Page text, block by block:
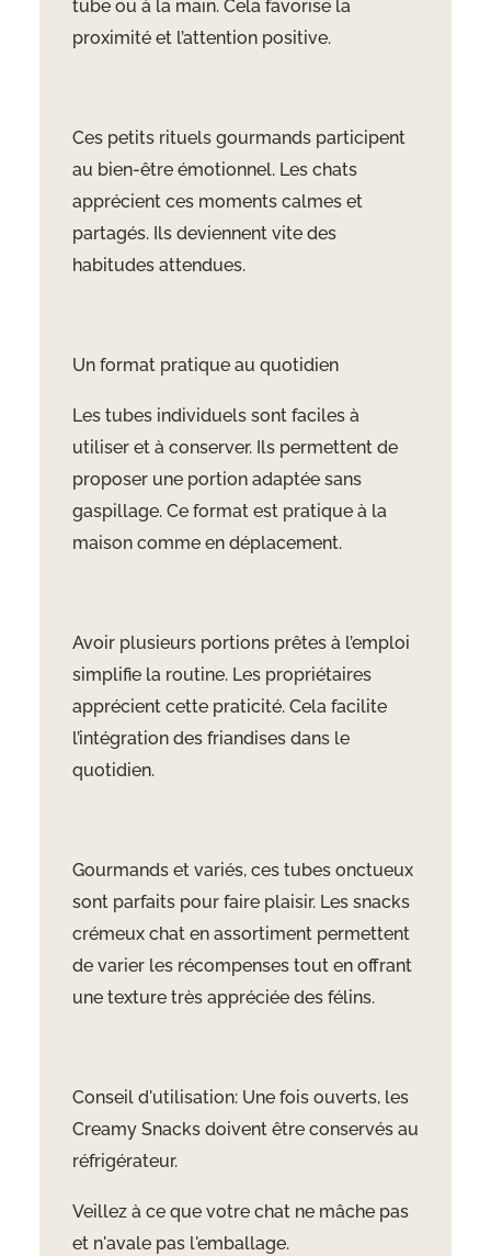
tube ou à la main. Cela favorise la
proximité et l’attention positive.
Ces petits rituels gourmands participent
au bien-être émotionnel. Les chats
apprécient ces moments calmes et
partagés. Ils deviennent vite des
habitudes attendues.
Un format pratique au quotidien
Les tubes individuels sont faciles à
utiliser et à conserver. Ils permettent de
proposer une portion adaptée sans
gaspillage. Ce format est pratique à la
maison comme en déplacement.
Avoir plusieurs portions prêtes à l’emploi
simplifie la routine. Les propriétaires
apprécient cette praticité. Cela facilite
l’intégration des friandises dans le
quotidien.
Gourmands et variés, ces tubes onctueux
sont parfaits pour faire plaisir. Les snacks
crémeux chat en assortiment permettent
de varier les récompenses tout en offrant
une texture très appréciée des félins.
Conseil d'utilisation: Une fois ouverts, les
Creamy Snacks doivent être conservés au
réfrigérateur.
Veillez à ce que votre chat ne mâche pas
et n'avale pas l'emballage.